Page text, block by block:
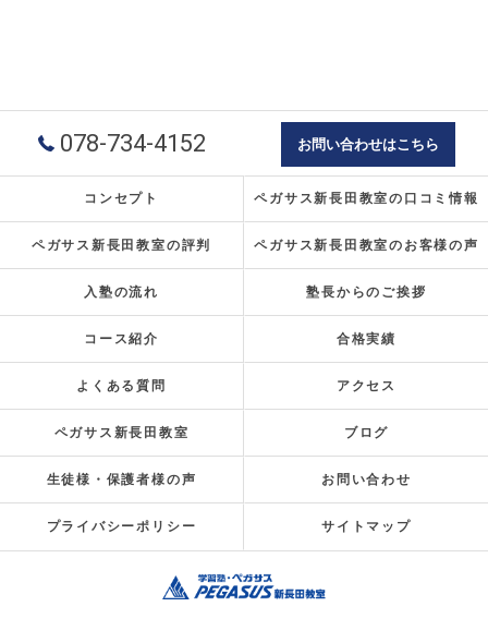
078-734-4152 お問い合わせはこちら
コンセプト ペガサス新長田教室の口コミ情報
ペガサス新長田教室の評判 ペガサス新長田教室のお客様の声
入塾の流れ 塾長からのご挨拶
コース紹介 合格実績
よくある質問 アクセス
ペガサス新長田教室 ブログ
生徒様・保護者様の声 お問い合わせ
プライバシーポリシー サイトマップ